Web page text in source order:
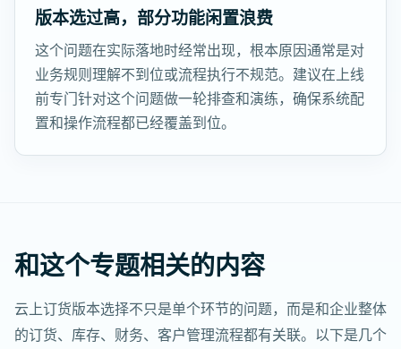
版本选过高，部分功能闲置浪费
这个问题在实际落地时经常出现，根本原因通常是对
业务规则理解不到位或流程执行不规范。建议在上线
前专门针对这个问题做一轮排查和演练，确保系统配
置和操作流程都已经覆盖到位。
和这个专题相关的内容
云上订货版本选择不只是单个环节的问题，而是和企业整体
的订货、库存、财务、客户管理流程都有关联。以下是几个